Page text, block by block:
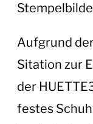
Aufgrund
Sitation zur
der
festes